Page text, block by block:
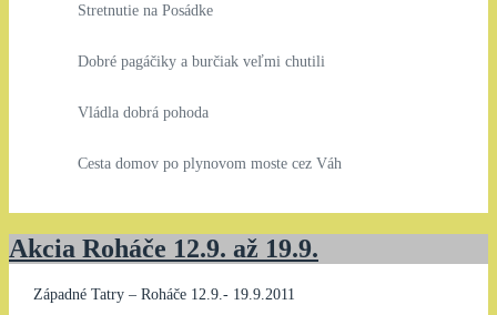
Stretnutie na Posádke
Dobré pagáčiky a burčiak veľmi chutili
Vládla dobrá pohoda
Cesta domov po plynovom moste cez Váh
Akcia Roháče 12.9. až 19.9.
Západné Tatry – Roháče 12.9.- 19.9.2011